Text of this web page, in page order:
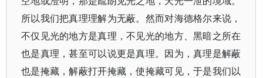
所以我们把真理理解为无蔽。然而对海德格尔来说，
不仅见光的地方是真理，不见光的地方、黑暗之所在
也是真理，甚至可以说更是真理。因为，真理是解蔽
也是掩藏，解蔽打开掩藏，使掩藏可见，于是我们以